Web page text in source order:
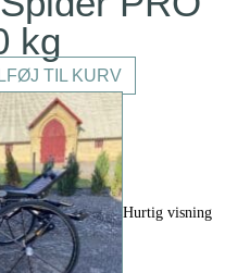
kg
TIL KURV
Hurtig visning